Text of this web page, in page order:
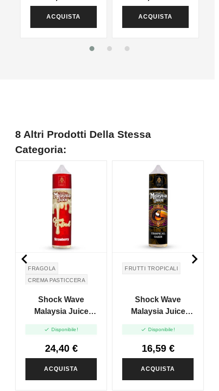
ACQUISTA ACQUISTA
8 Altri Prodotti Della Stessa
Categoria:
FRAGOLA
CREMA PASTICCERA
Shock Wave
Malaysia Juice
Strawberry - Vape
Shot 20ml
 Disponibile!
24,40 €
ACQUISTA
FRUTTI TROPICALI
Shock Wave
Malaysia Juice
Vape Shot 20ml
 Disponibile!
16,59 €
ACQUISTA
 